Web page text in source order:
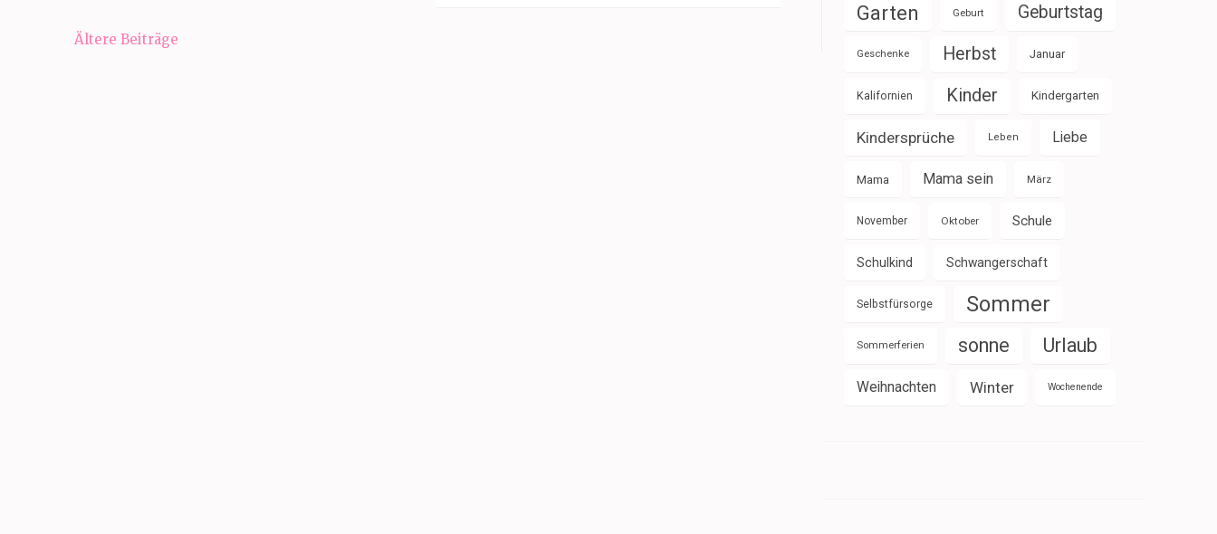
Beitragsnavigation
Ältere Beiträge
Garten Geburt Geburtstag
Geschenke Herbst Januar
Kalifornien Kinder Kindergarten
Kindersprüche Leben Liebe
Mama Mama sein März
November Oktober Schule
Schulkind Schwangerschaft
Selbstfürsorge Sommer
Sommerferien sonne Urlaub
Weihnachten Winter Wochenende